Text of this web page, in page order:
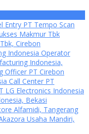
Entry PT Tempo Scan
Cirebon
Operator
Indonesia,
Officer PT Cirebon
Call Center PT
Bekasi
Alfamidi, Tangerang
Usaha Mandiri,